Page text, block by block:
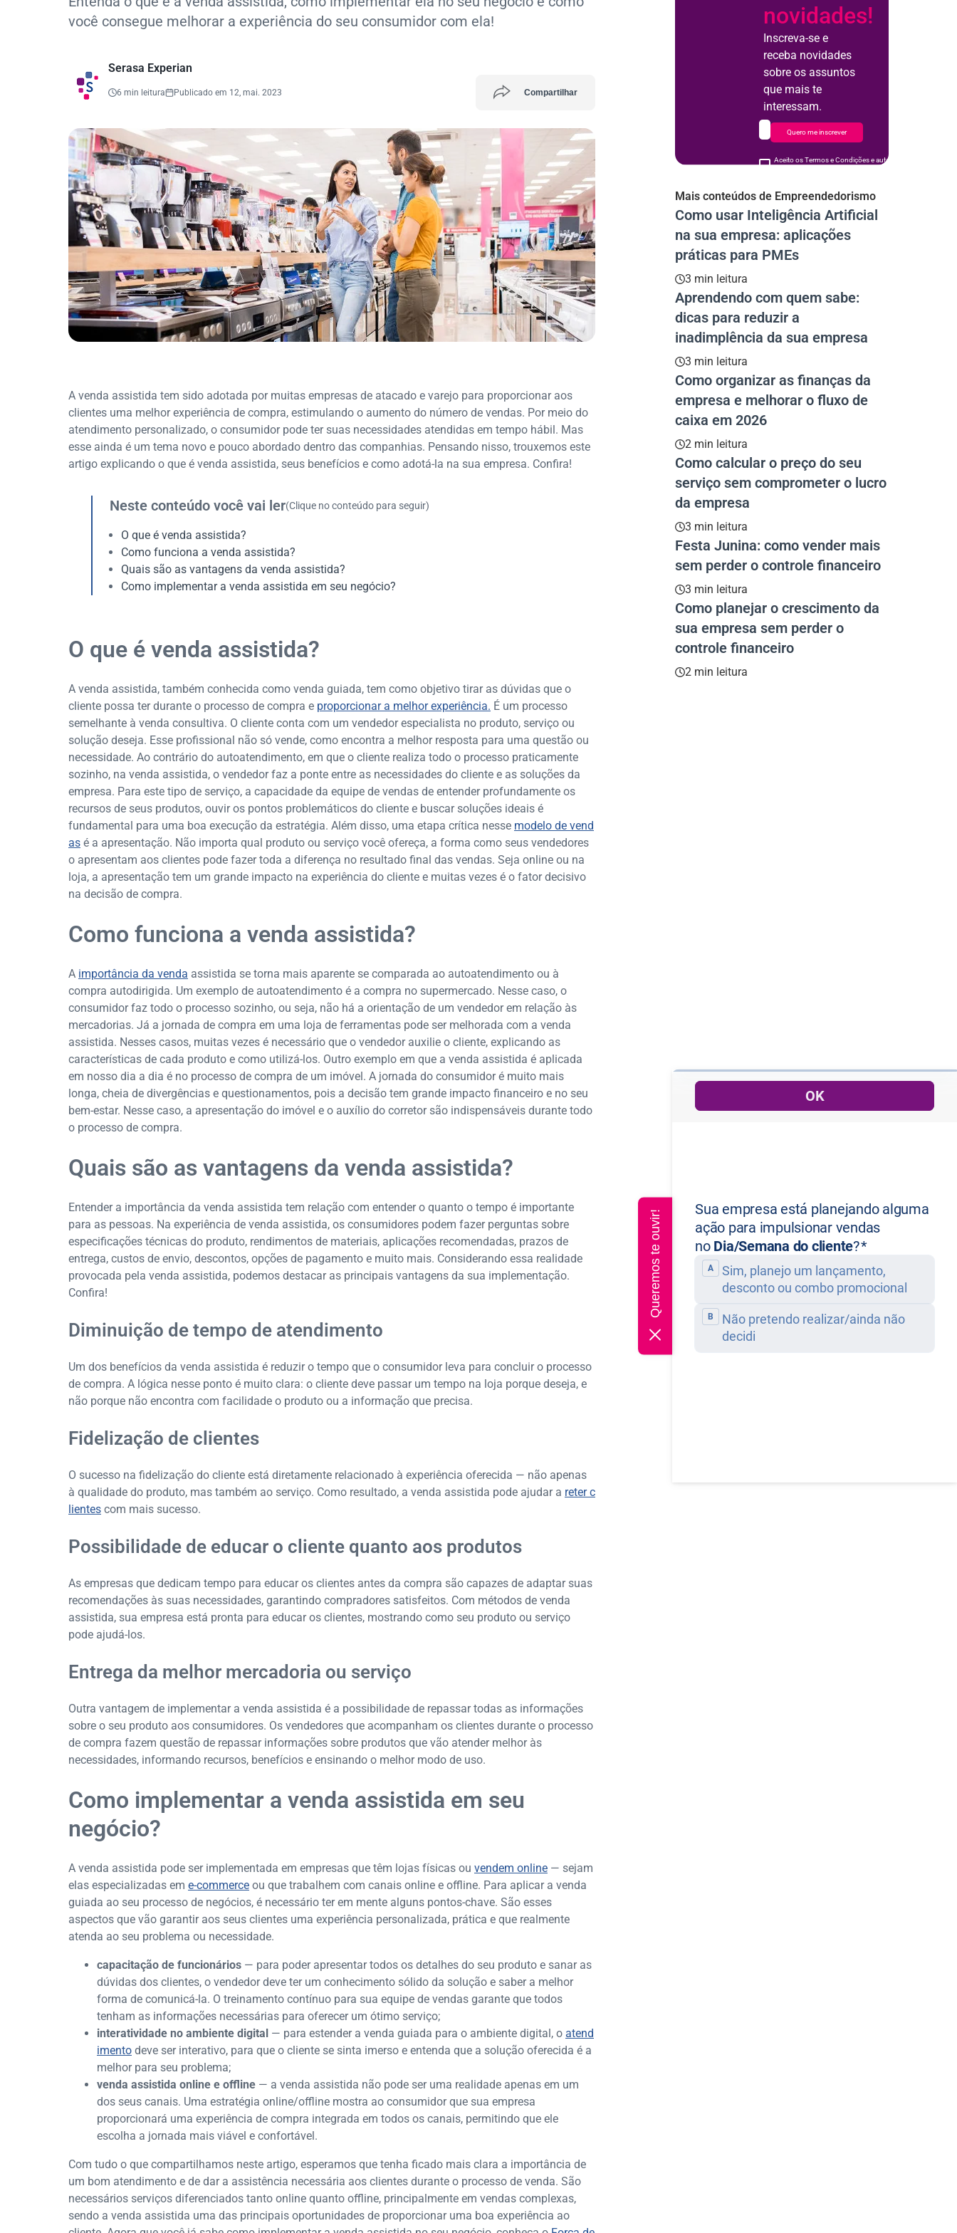
você consegue melhorar a experiência do seu consumidor com ela!
Serasa Experian
6 min leitura Publicado em 12, mai. 2023 Compartilhar
A venda assistida tem sido adotada por muitas empresas de atacado e varejo para proporcionar aos
clientes uma melhor experiência de compra, estimulando o aumento do número de vendas. Por meio do
atendimento personalizado, o consumidor pode ter suas necessidades atendidas em tempo hábil. Mas
esse ainda é um tema novo e pouco abordado dentro das companhias. Pensando nisso, trouxemos este
artigo explicando o que é venda assistida, seus benefícios e como adotá-la na sua empresa. Confira!
Neste conteúdo você vai ler(Clique no conteúdo para seguir)
O que é venda assistida?
Como funciona a venda assistida?
Quais são as vantagens da venda assistida?
Como implementar a venda assistida em seu negócio?
O que é venda assistida?
A venda assistida, também conhecida como venda guiada, tem como objetivo tirar as dúvidas que o
cliente possa ter durante o processo de compra e proporcionar a melhor experiência. É um processo
semelhante à venda consultiva. O cliente conta com um vendedor especialista no produto, serviço ou
solução deseja. Esse profissional não só vende, como encontra a melhor resposta para uma questão ou
necessidade. Ao contrário do autoatendimento, em que o cliente realiza todo o processo praticamente
sozinho, na venda assistida, o vendedor faz a ponte entre as necessidades do cliente e as soluções da
empresa. Para este tipo de serviço, a capacidade da equipe de vendas de entender profundamente os
recursos de seus produtos, ouvir os pontos problemáticos do cliente e buscar soluções ideais é
fundamental para uma boa execução da estratégia. Além disso, uma etapa crítica nesse modelo de vend
as é a apresentação. Não importa qual produto ou serviço você ofereça, a forma como seus vendedores
o apresentam aos clientes pode fazer toda a diferença no resultado final das vendas. Seja online ou na
loja, a apresentação tem um grande impacto na experiência do cliente e muitas vezes é o fator decisivo
na decisão de compra.
Como funciona a venda assistida?
A importância da venda assistida se torna mais aparente se comparada ao autoatendimento ou à
compra autodirigida. Um exemplo de autoatendimento é a compra no supermercado. Nesse caso, o
consumidor faz todo o processo sozinho, ou seja, não há a orientação de um vendedor em relação às
mercadorias. Já a jornada de compra em uma loja de ferramentas pode ser melhorada com a venda
assistida. Nesses casos, muitas vezes é necessário que o vendedor auxilie o cliente, explicando as
características de cada produto e como utilizá-los. Outro exemplo em que a venda assistida é aplicada
em nosso dia a dia é no processo de compra de um imóvel. A jornada do consumidor é muito mais
longa, cheia de divergências e questionamentos, pois a decisão tem grande impacto financeiro e no seu
bem-estar. Nesse caso, a apresentação do imóvel e o auxílio do corretor são indispensáveis durante todo
o processo de compra.
Quais são as vantagens da venda assistida?
Entender a importância da venda assistida tem relação com entender o quanto o tempo é importante
para as pessoas. Na experiência de venda assistida, os consumidores podem fazer perguntas sobre
especificações técnicas do produto, rendimentos de materiais, aplicações recomendadas, prazos de
entrega, custos de envio, descontos, opções de pagamento e muito mais. Considerando essa realidade
provocada pela venda assistida, podemos destacar as principais vantagens da sua implementação.
Confira!
Diminuição de tempo de atendimento
Um dos benefícios da venda assistida é reduzir o tempo que o consumidor leva para concluir o processo
de compra. A lógica nesse ponto é muito clara: o cliente deve passar um tempo na loja porque deseja, e
não porque não encontra com facilidade o produto ou a informação que precisa.
Fidelização de clientes
O sucesso na fidelização do cliente está diretamente relacionado à experiência oferecida — não apenas
à qualidade do produto, mas também ao serviço. Como resultado, a venda assistida pode ajudar a reter c
lientes com mais sucesso.
Possibilidade de educar o cliente quanto aos produtos
As empresas que dedicam tempo para educar os clientes antes da compra são capazes de adaptar suas
recomendações às suas necessidades, garantindo compradores satisfeitos. Com métodos de venda
assistida, sua empresa está pronta para educar os clientes, mostrando como seu produto ou serviço
pode ajudá-los.
Entrega da melhor mercadoria ou serviço
Outra vantagem de implementar a venda assistida é a possibilidade de repassar todas as informações
sobre o seu produto aos consumidores. Os vendedores que acompanham os clientes durante o processo
de compra fazem questão de repassar informações sobre produtos que vão atender melhor às
necessidades, informando recursos, benefícios e ensinando o melhor modo de uso.
Como implementar a venda assistida em seu
negócio?
A venda assistida pode ser implementada em empresas que têm lojas físicas ou vendem online — sejam
elas especializadas em e-commerce ou que trabalhem com canais online e offline. Para aplicar a venda
guiada ao seu processo de negócios, é necessário ter em mente alguns pontos-chave. São esses
aspectos que vão garantir aos seus clientes uma experiência personalizada, prática e que realmente
atenda ao seu problema ou necessidade.
capacitação de funcionários — para poder apresentar todos os detalhes do seu produto e sanar as
dúvidas dos clientes, o vendedor deve ter um conhecimento sólido da solução e saber a melhor
forma de comunicá-la. O treinamento contínuo para sua equipe de vendas garante que todos
tenham as informações necessárias para oferecer um ótimo serviço;
interatividade no ambiente digital — para estender a venda guiada para o ambiente digital, o atend
imento deve ser interativo, para que o cliente se sinta imerso e entenda que a solução oferecida é a
melhor para seu problema;
venda assistida online e offline — a venda assistida não pode ser uma realidade apenas em um
dos seus canais. Uma estratégia online/offline mostra ao consumidor que sua empresa
proporcionará uma experiência de compra integrada em todos os canais, permitindo que ele
escolha a jornada mais viável e confortável.
Com tudo o que compartilhamos neste artigo, esperamos que tenha ficado mais clara a importância de
um bom atendimento e de dar a assistência necessária aos clientes durante o processo de venda. São
necessários serviços diferenciados tanto online quanto offline, principalmente em vendas complexas,
sendo a venda assistida uma das principais oportunidades de proporcionar uma boa experiência ao
novidades!
Inscreva-se e
receba novidades
sobre os assuntos
que mais te
interessam.
Aceito os Termos e Condições e autorizo o uso de meus
Quero me inscrever
Mais conteúdos de Empreendedorismo
Como usar Inteligência Artificial
na sua empresa: aplicações
práticas para PMEs
3 min leitura
Aprendendo com quem sabe:
dicas para reduzir a
inadimplência da sua empresa
3 min leitura
Como organizar as finanças da
empresa e melhorar o fluxo de
caixa em 2026
2 min leitura
Como calcular o preço do seu
serviço sem comprometer o lucro
da empresa
3 min leitura
Festa Junina: como vender mais
sem perder o controle financeiro
3 min leitura
Como planejar o crescimento da
sua empresa sem perder o
controle financeiro
2 min leitura
Queremos te ouvir!